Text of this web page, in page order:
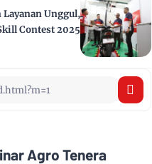
Unggul,
Contest 2025
Agro Tenera